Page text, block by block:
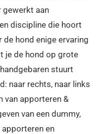
gewerkt aan
discipline die hoort
hond enige ervaring
je de hond op grote
stuurt
naar rechts, naar links
van apporteren &
van een dummy,
en